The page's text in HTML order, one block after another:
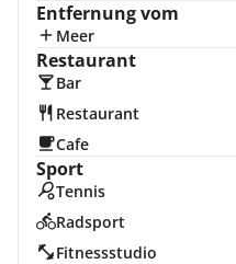
Entfernung vom
Meer
Restaurant
Bar
Restaurant
Cafe
Sport
Tennis
Radsport
Fitnessstudio